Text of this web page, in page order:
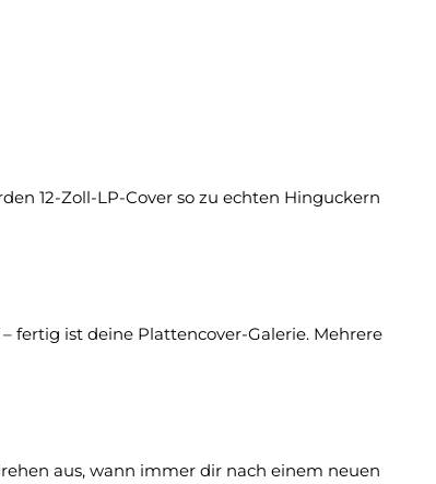
12-Zoll-LP-Cover so zu echten Hinguckern
fertig ist deine Plattencover-Galerie. Mehrere
aus, wann immer dir nach einem neuen